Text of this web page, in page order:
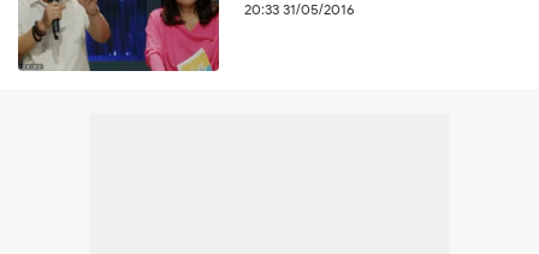
20:33 31/05/2016